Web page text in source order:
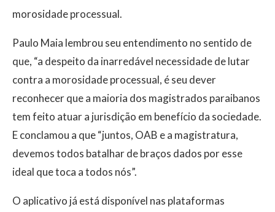
morosidade processual.
Paulo Maia lembrou seu entendimento no sentido de
que, “a despeito da inarredável necessidade de lutar
contra a morosidade processual, é seu dever
reconhecer que a maioria dos magistrados paraibanos
tem feito atuar a jurisdição em benefício da sociedade.
E conclamou a que “juntos, OAB e a magistratura,
devemos todos batalhar de braços dados por esse
ideal que toca a todos nós”.
O aplicativo já está disponível nas plataformas